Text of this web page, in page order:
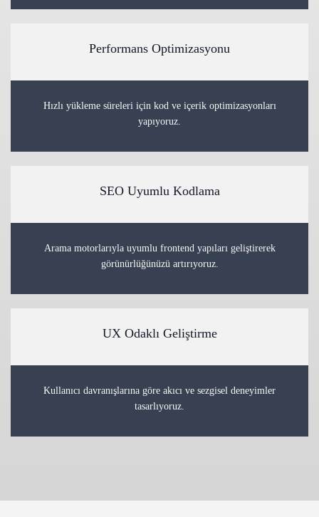
Performans Optimizasyonu
Hızlı yükleme süreleri için kod ve içerik optimizasyonları
yapıyoruz.
SEO Uyumlu Kodlama
Arama motorlarıyla uyumlu frontend yapıları geliştirerek
görünürlüğünüzü artırıyoruz.
UX Odaklı Geliştirme
Kullanıcı davranışlarına göre akıcı ve sezgisel deneyimler
tasarlıyoruz.